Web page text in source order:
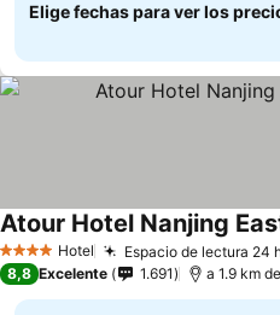
Elige fechas para ver los
4 EstrellasHotel Espacio de lectura 24
Atour Hotel Nanjing
8,8 Excelente 1.691 a 1.9 km